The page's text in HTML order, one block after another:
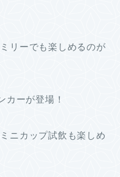
リーでも楽しめるのが
カーが登場！
ニカップ試飲も楽しめ